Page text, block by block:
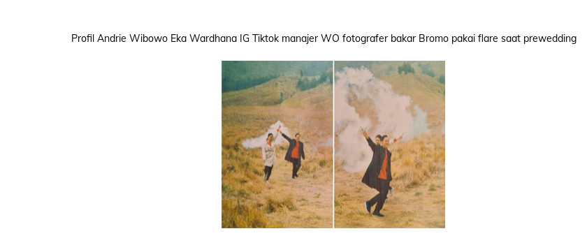
Profil Andrie Wibowo Eka Wardhana IG Tiktok manajer WO fotografer bakar Bromo pakai flare saat prewedding